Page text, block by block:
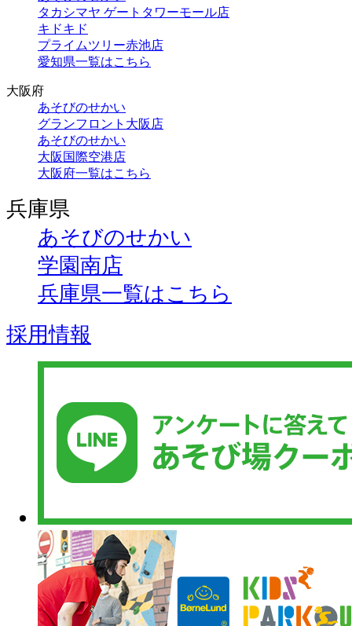
タカシマヤ ゲートタワーモール店
キドキド
プライムツリー赤池店
愛知県一覧はこちら
大阪府
あそびのせかい
グランフロント大阪店
あそびのせかい
大阪国際空港店
大阪府一覧はこちら
兵庫県
あそびのせかい
学園南店
兵庫県一覧はこちら
採用情報